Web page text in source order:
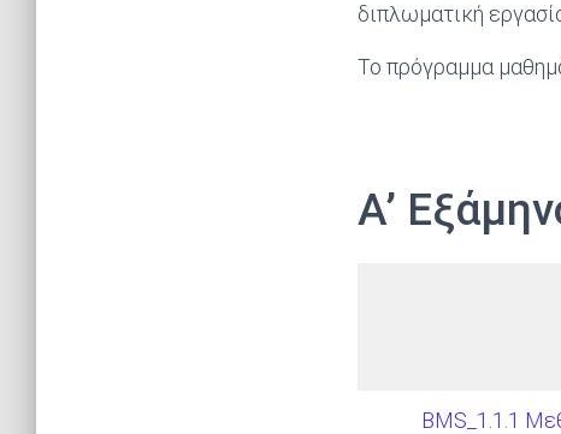
διπλωματική
To πρόγραμμα
Α’
BMS_1.1.1